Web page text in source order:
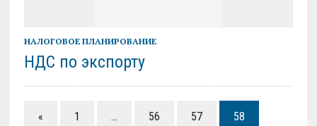
НАЛОГОВОЕ ПЛАНИРОВАНИЕ
НДС по экспорту
« 1 … 56 57 58